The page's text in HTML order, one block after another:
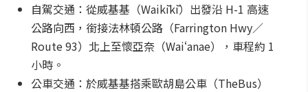
自駕交通：從威基基（Waikīkī）出發沿 H-1 高速
公路向西，銜接法林頓公路（Farrington Hwy／
Route 93）北上至懷亞奈（Waiʻanae），車程約 1
小時。
公車交通：於威基基搭乘歐胡島公車（TheBus）